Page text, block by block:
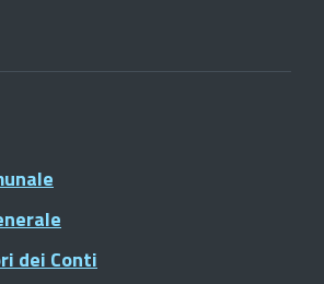
dei Conti